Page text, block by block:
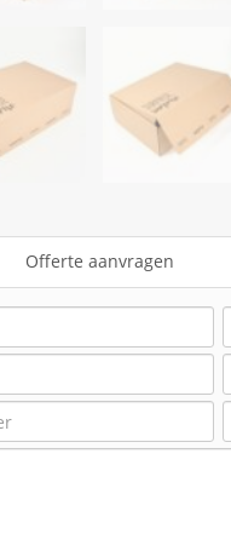
Offerte aanvragen